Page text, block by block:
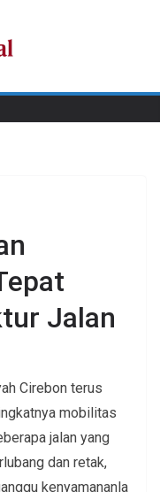
Jalan
Cirebon terus
mobilitas
jalan yang
dan retak,
kenyamananla